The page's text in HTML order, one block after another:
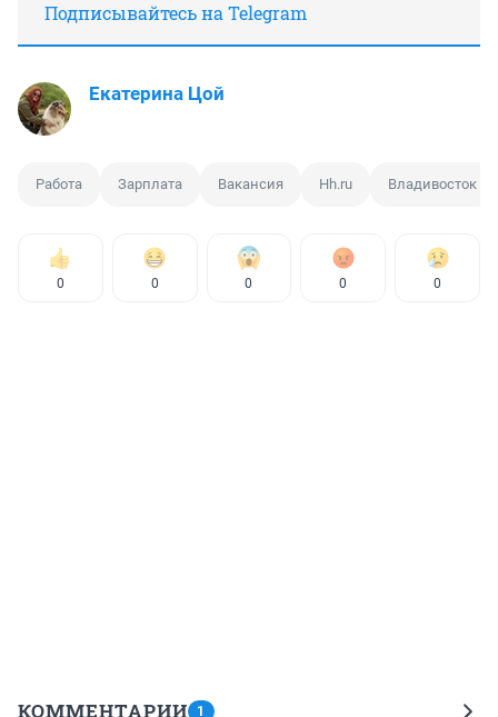
Подписывайтесь на Telegram
Екатерина Цой
Работа Зарплата Вакансия Hh.ru Владивосток
0 0 0 0 0
КОММЕНТАРИИ 1